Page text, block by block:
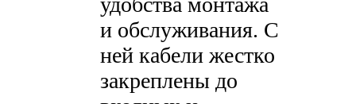
и обслуживания. С
ней кабели жестко
закреплены до